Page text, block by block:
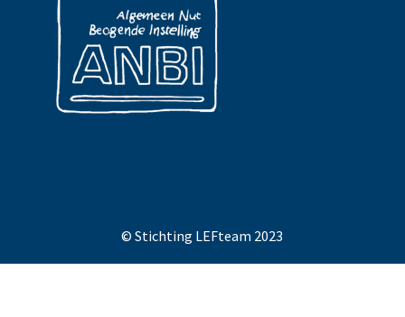
© Stichting LEFteam 2023